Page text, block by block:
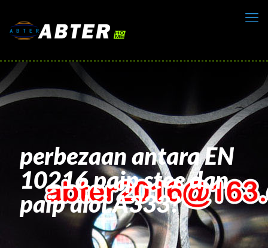
perbezaan antara EN
10216 paip stee dan
paip aloi A333?